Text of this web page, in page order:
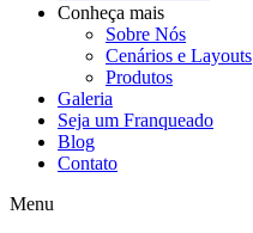
Conheça mais
Sobre Nós
Cenários e Layouts
Produtos
Galeria
Seja um Franqueado
Blog
Contato
Menu